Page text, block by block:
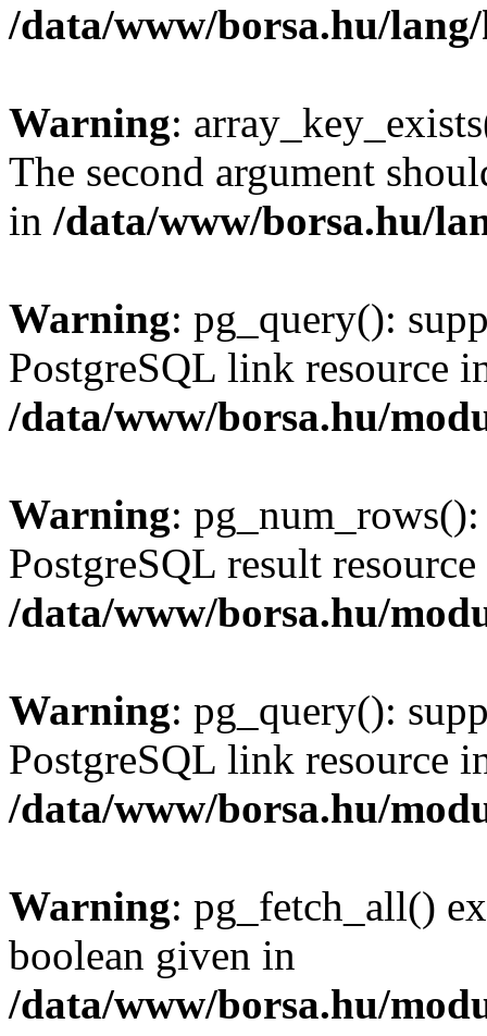
/data/www/borsa.hu/
Warning:
The second argument
in /data/www/borsa.hu/
Warning: pg_query():
PostgreSQL link resource
/data/www/borsa.hu/
Warning:
PostgreSQL result
/data/www/borsa.hu/
Warning: pg_query():
PostgreSQL link resource
/data/www/borsa.hu/
Warning: pg_fetch_all()
boolean given in
/data/www/borsa.hu/